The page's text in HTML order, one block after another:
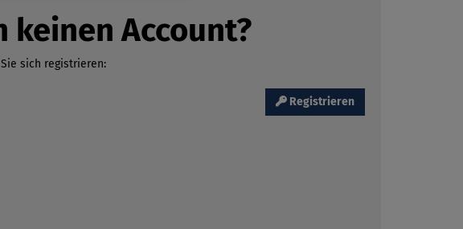
keinen Account?
sich registrieren:
Registrieren